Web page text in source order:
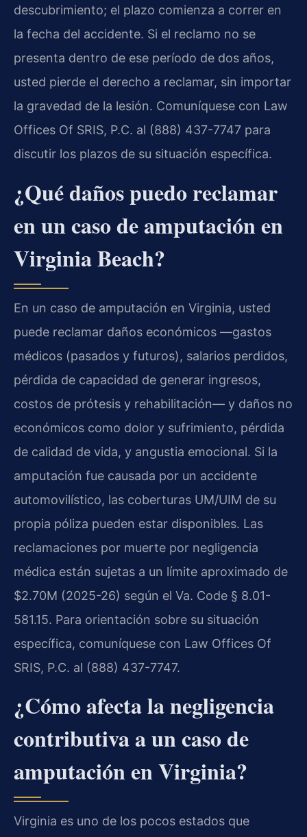
descubrimiento; el plazo comienza a correr en
la fecha del accidente. Si el reclamo no se
presenta dentro de ese período de dos años,
usted pierde el derecho a reclamar, sin importar
la gravedad de la lesión. Comuníquese con Law
Offices Of SRIS, P.C. al (888) 437-7747 para
discutir los plazos de su situación específica.
¿Qué daños puedo reclamar
en un caso de amputación en
Virginia Beach?
En un caso de amputación en Virginia, usted
puede reclamar daños económicos —gastos
médicos (pasados y futuros), salarios perdidos,
pérdida de capacidad de generar ingresos,
costos de prótesis y rehabilitación— y daños no
económicos como dolor y sufrimiento, pérdida
de calidad de vida, y angustia emocional. Si la
amputación fue causada por un accidente
automovilístico, las coberturas UM/UIM de su
propia póliza pueden estar disponibles. Las
reclamaciones por muerte por negligencia
médica están sujetas a un límite aproximado de
$2.70M (2025-26) según el Va. Code § 8.01-
581.15. Para orientación sobre su situación
específica, comuníquese con Law Offices Of
SRIS, P.C. al (888) 437-7747.
¿Cómo afecta la negligencia
contributiva a un caso de
amputación en Virginia?
Virginia es uno de los pocos estados que